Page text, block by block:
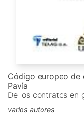
Código europeo de
Pavía
De los contratos en
varios autores